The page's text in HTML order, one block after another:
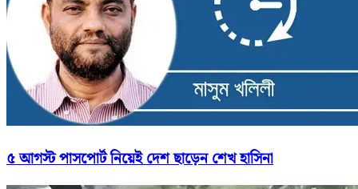
৫ আগস্ট পাসপোর্ট নিয়েই দেশ ছাড়েন শেখ হাসিনা